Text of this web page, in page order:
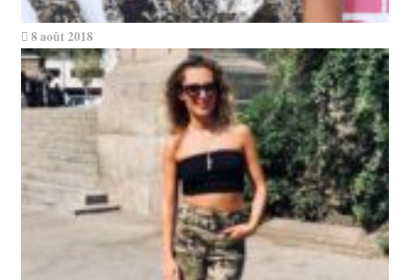
8 août 2018